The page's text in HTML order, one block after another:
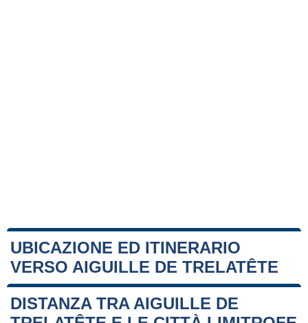
UBICAZIONE ED ITINERARIO
VERSO AIGUILLE DE TRELATÊTE
+
−
Leaflet|Map data © OpenStreetMapcontributors
DISTANZA TRA AIGUILLE DE